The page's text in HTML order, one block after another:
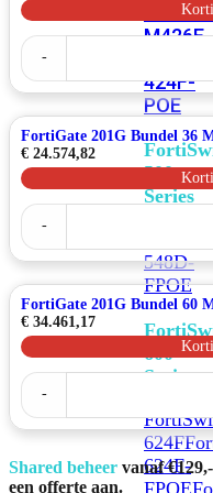
FPOE
M426E-
424F-
POE
500
Series
548D-
FPOE
600
Series
624F
624F-
FPOE
-
Bundel
12
Maanden
Unified
Threat
Protection
FortiGate 201G Bundel 36
€ 24.574,82
-
Bundel
36
Maanden
Unified
Threat
Protection
FortiGate 201G Bundel 60
€ 34.461,17
-
Bundel
60
Unified
Threat
Shared beheer vanaf
een offerte aan.